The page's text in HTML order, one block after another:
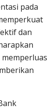
pada
dan